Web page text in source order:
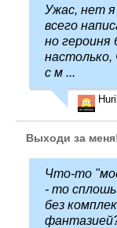
Ужас, нет
всего
но героиня
настолько,
с м ...
Выходи за
Что-то
- то
без